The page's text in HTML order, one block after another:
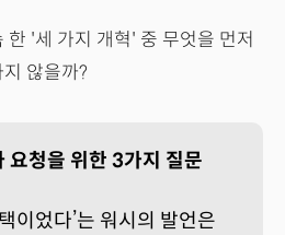
한 '세 가지 개혁' 중 무엇을 먼저
않을까?
요청을 위한 3가지 질문
이었다’는 워시의 발언은